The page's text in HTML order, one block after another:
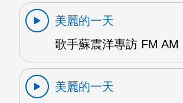
美麗的一天
歌手蘇震洋專訪 FM AM
美麗的一天